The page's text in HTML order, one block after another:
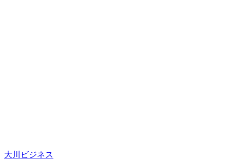
大川ビジネス